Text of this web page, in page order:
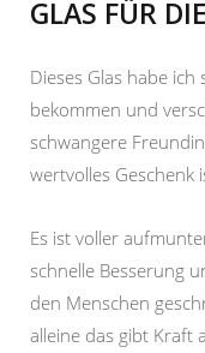
GLAS FÜR
Dieses Glas habe
bekommen und
schwangere
wertvolles Geschenk
Es ist voller
schnelle Besserung
den Menschen
alleine das gibt Kraft